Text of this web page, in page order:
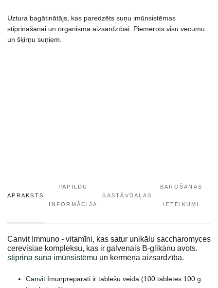
Uztura bagātinātājs, kas paredzēts suņu imūnsistēmas
stiprināšanai un organisma aizsardzībai. Piemērots visu vecumu
un šķirņu suņiem.
APRAKSTS
PAPILDU
INFORMĀCIJA
SASTĀVDAĻAS
BAROŠANAS
IETEIKUMI
Canvit Immuno - vitamīni, kas satur unikālu saccharomyces
cerevisiae kompleksu, kas ir galvenais B-glikānu avots.
stiprina suņa imūnsistēmu un ķermeņa aizsardzība.
CanvitImūnpreparāti ir tablešu veidā (100 tabletes 100 g